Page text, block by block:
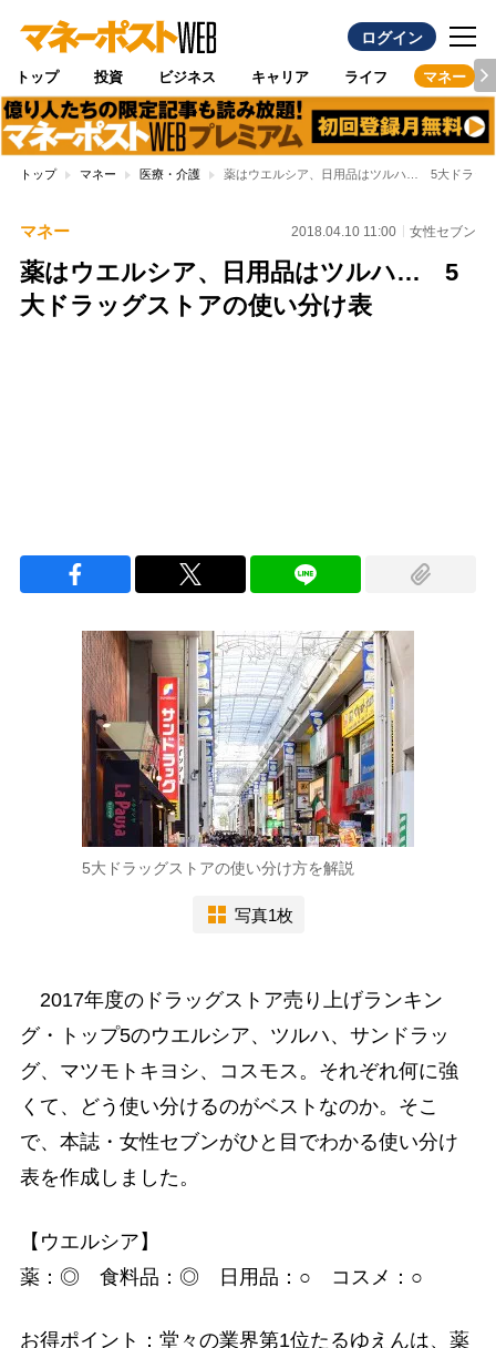
ログイン
トップ 投資 ビジネス キャリア ライフ マネー
トップ マネー 医療・介護 薬はウエルシア、日用品はツルハ… 5大ドラッ
マネー 2018.04.10 11:00 女性セブン
薬はウエルシア、日用品はツルハ… 5
大ドラッグストアの使い分け表
5大ドラッグストアの使い分け方を解説
写真1枚
2017年度のドラッグストア売り上げランキン
グ・トップ5のウエルシア、ツルハ、サンドラッ
グ、マツモトキヨシ、コスモス。それぞれ何に強
くて、どう使い分けるのがベストなのか。そこ
で、本誌・女性セブンがひと目でわかる使い分け
表を作成しました。
【ウエルシア】
薬：◎ 食料品：◎ 日用品：○ コスメ：○
お得ポイント：堂々の業界第1位たるゆえんは、薬